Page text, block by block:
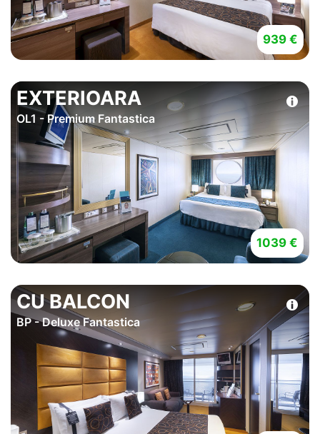
939 €
EXTERIOARA
OL1 - Premium Fantastica
1039 €
CU BALCON
BP - Deluxe Fantastica